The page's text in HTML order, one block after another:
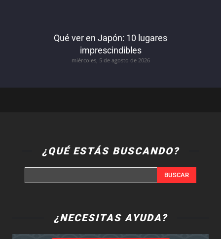
Qué ver en Japón: 10 lugares
imprescindibles
miércoles, 5 de agosto de 2026
¿QUÉ ESTÁS BUSCANDO?
BUSCAR
¿NECESITAS AYUDA?